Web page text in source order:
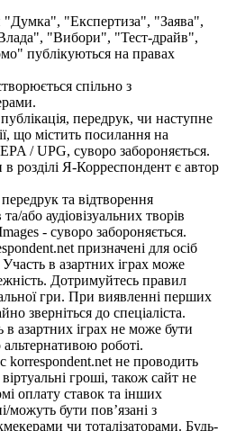
"Експертиза", "Заява",
"Вибори", "Тест-драйв",
публікуються на правах
спільно з
передрук, чи наступне
що містить посилання на
/ UPG, суворо забороняється.
розділі Я-Корреспондент є автор
та відтворення
або аудіовізуальних творів
- суворо забороняється.
призначені для осіб
в азартних іграх може
Дотримуйтесь правил
гри. При виявленні перших
зверніться до спеціаліста.
азартних іграх не може бути
роботі.
korrespondent.net не проводить
гроші, також сайт не
оплату ставок та інших
можуть бути пов’язані з
чи тоталізаторами. Будь-